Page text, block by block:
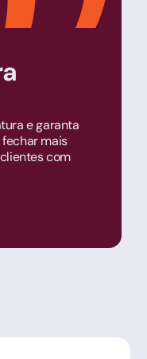
e garanta
mais
com